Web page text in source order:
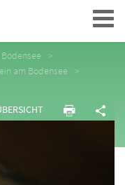
Navigation
am Bodensee